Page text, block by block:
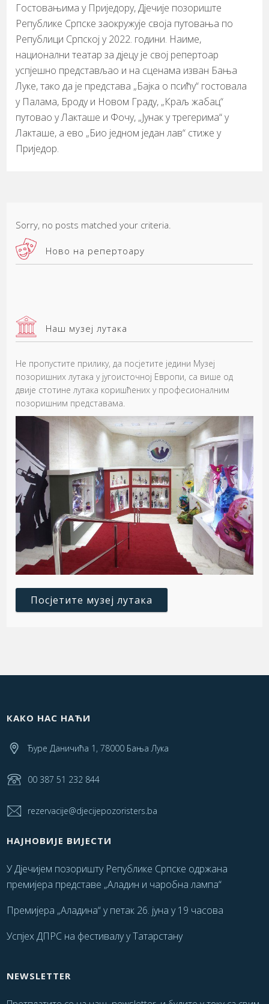
Гостовањима у Приједору, Дјечије позориште
Републике Српске заокружује своја путовања по
Републици Српској у 2022. години. Наиме,
национални театар за дјецу је свој репертоар
успјешно представљао и на сценама изван Бања
Луке, тако да је представа „Бајка о псићу“ гостовала
у Палама, Броду и Новом Граду, „Краљ жабац“
путовао у Лакташе и Фочу, „Јунак у трегерима“ у
Лакташе, а ево „Био једном један лав“ стиже у
Приједор.
Sorry, no posts matched your criteria.
Ново на репертоару
Наш музеј лутака
Не пропустите прилику, да посјетите једини Музеј
позоришних лутака у југоисточној Европи, са више од
двије стотине лутака коришћених у професионалним
позоришним представама.
Посјетите музеј лутака
КАКО НАС НАЋИ
Ђуре Даничића 1, 78000 Бања Лука
00 387 51 232 844
rezervacije@djecijepozoristers.ba
НАЈНОВИЈЕ ВИЈЕСТИ
У Дјечијем позоришту Републике Српске одржана
премијера представе „Аладин и чаробна лампа“
Премијера „Аладина“ у петак 26. јуна у 19 часова
Успјех ДПРС на фестивалу у Татарстану
NEWSLETTER